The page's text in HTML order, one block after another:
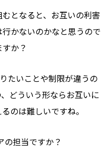
となると、お互いの利害
かないのかなと思うので
か？
たいことや制限が違うの
どういう形ならお互いに
のは難しいですね。
の担当ですか？